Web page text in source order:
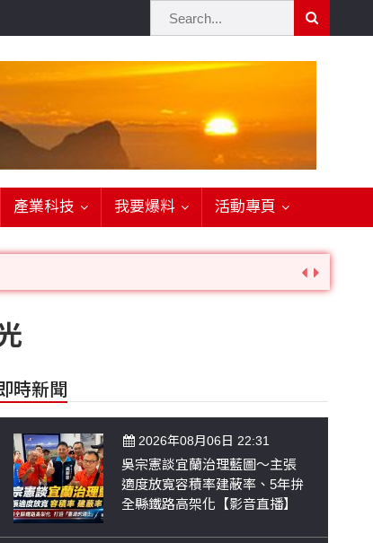
產業科技 我要爆料 活動專頁
時新聞
2026年08月06日 22:31
吳宗憲談宜蘭治理藍圖～主張
適度放寬容積率建蔽率、5年拚
全縣鐵路高架化【影音直播】